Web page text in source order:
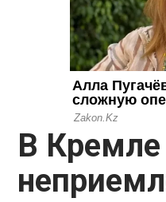
В Кремле